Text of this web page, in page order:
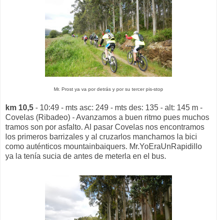
Mr. Prost ya va por detrás y por su tercer pis-stop
km 10,5 - 10:49 - mts asc: 249 - mts des: 135 - alt: 145 m -
Covelas (Ribadeo) - Avanzamos a buen ritmo pues muchos
tramos son por asfalto. Al pasar Covelas nos encontramos
los primeros barrizales y al cruzarlos manchamos la bici
como auténticos mountainbaiquers. Mr.YoEraUnRapidillo
ya la tenía sucia de antes de meterla en el bus.